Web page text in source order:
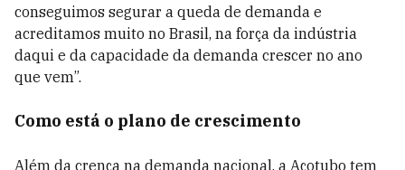
conseguimos segurar a queda de demanda e
acreditamos muito no Brasil, na força da indústria
daqui e da capacidade da demanda crescer no ano
que vem”.
Como está o plano de crescimento
Além da crença na demanda nacional, a Açotubo tem